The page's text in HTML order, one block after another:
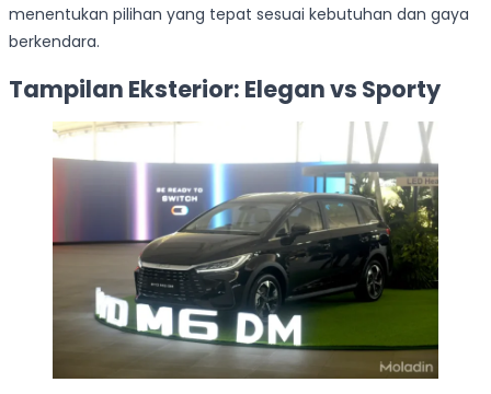
menentukan pilihan yang tepat sesuai kebutuhan dan gaya
berkendara.
Tampilan Eksterior: Elegan vs Sporty